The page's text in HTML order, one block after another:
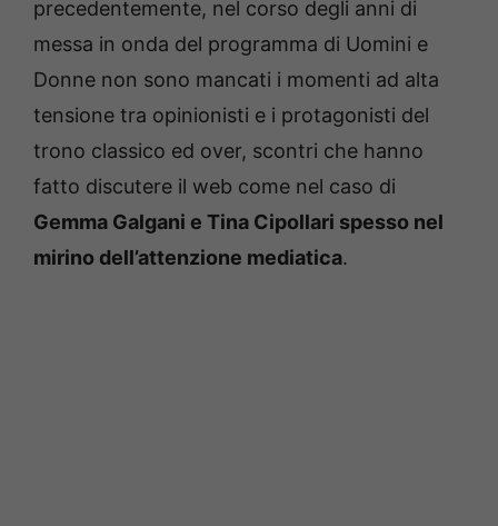
precedentemente, nel corso degli anni di
messa in onda del programma di Uomini e
Donne non sono mancati i momenti ad alta
tensione tra opinionisti e i protagonisti del
trono classico ed over, scontri che hanno
fatto discutere il web come nel caso di
Gemma Galgani e Tina Cipollari spesso nel
mirino dell’attenzione mediatica.